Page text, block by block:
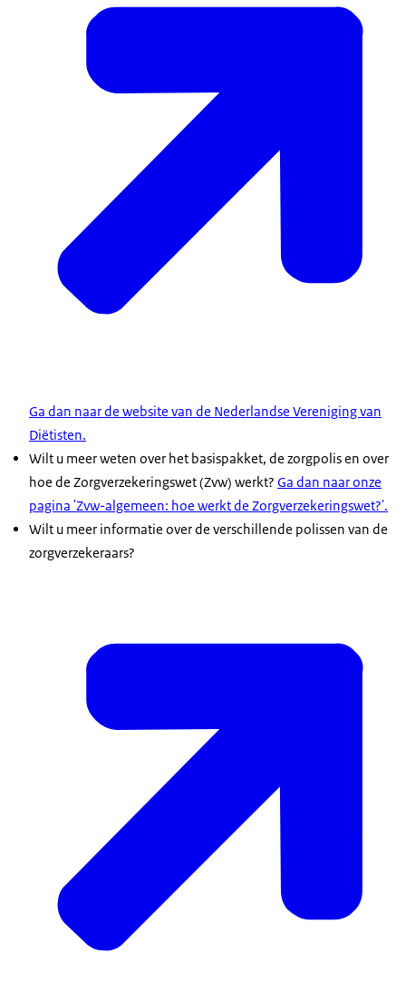
Ga dan naar de website van de Nederlandse Vereniging van
Diëtisten.
Wilt u meer weten over het basispakket, de zorgpolis en over
hoe de Zorgverzekeringswet (Zvw) werkt? Ga dan naar onze
pagina 'Zvw-algemeen: hoe werkt de Zorgverzekeringswet?'.
Wilt u meer informatie over de verschillende polissen van de
zorgverzekeraars?